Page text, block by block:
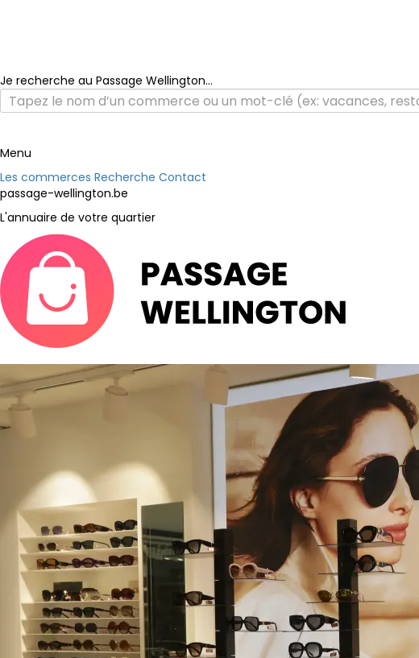
Je recherche au Passage Wellington...
Menu
Les commerces Recherche Contact
passage-wellington.be
L'annuaire de votre quartier